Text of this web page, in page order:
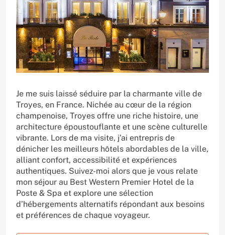
Je me suis laissé séduire par la charmante ville de
Troyes, en France. Nichée au cœur de la région
champenoise, Troyes offre une riche histoire, une
architecture époustouflante et une scène culturelle
vibrante. Lors de ma visite, j’ai entrepris de
dénicher les meilleurs hôtels abordables de la ville,
alliant confort, accessibilité et expériences
authentiques. Suivez-moi alors que je vous relate
mon séjour au Best Western Premier Hotel de la
Poste & Spa et explore une sélection
d’hébergements alternatifs répondant aux besoins
et préférences de chaque voyageur.